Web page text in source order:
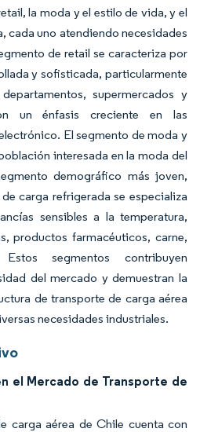
la moda y el estilo de vida, y el
cada uno atendiendo necesidades
de retail se caracteriza por
y sofisticada, particularmente
supermercados y
un énfasis creciente en las
El segmento de moda y
interesada en la moda del
demográfico más joven,
carga refrigerada se especializa
sensibles a la temperatura,
productos farmacéuticos, carne,
segmentos contribuyen
del mercado y demuestran la
de transporte de carga aérea
necesidades industriales.
el Mercado de Transporte de
carga aérea de Chile cuenta con